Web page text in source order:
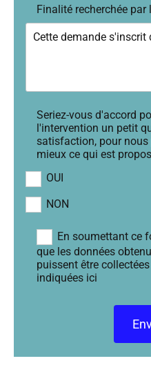
Finalité recherchée
Seriez-vous d'accord
l'intervention un petit
satisfaction, pour
mieux ce qui est
OUI
NON
En soumettant ce
que les données
puissent être
indiquées ici